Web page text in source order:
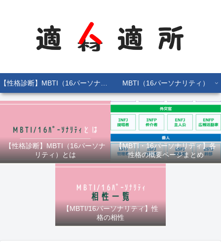
【性格診断】MBTI（16パーソナリティ）とは MBTI（16パーソナリティ）
【性格診断】MBTI（16パーソナ
リティ）とは
【MBTI・16パーソナリティ】各
性格の概要ページまとめ
【MBTI/16パーソナリティ】性
格の相性